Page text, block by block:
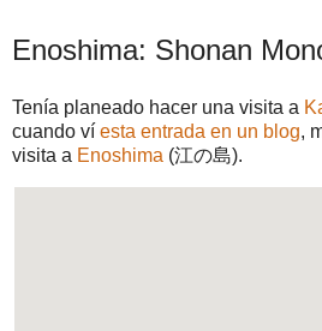
Enoshima: Shonan
Tenía planeado hacer una visita a
cuando ví esta entrada en un blog,
visita a Enoshima (江の島).